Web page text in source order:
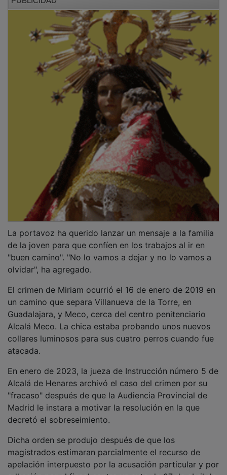
La portavoz ha querido lanzar un mensaje a la familia
de la joven para que confíen en los trabajos al ir en
"buen camino". "No lo vamos a dejar y no lo vamos a
olvidar", ha agregado.
El crimen de Miriam ocurrió el 16 de enero de 2019 en
un camino que separa Villanueva de la Torre, en
Guadalajara, y Meco, cerca del centro penitenciario
Alcalá Meco. La chica estaba probando unos nuevos
collares luminosos para sus cuatro perros cuando fue
atacada.
En enero de 2023, la jueza de Instrucción número 5 de
Alcalá de Henares archivó el caso del crimen por su
"fracaso" después de que la Audiencia Provincial de
Madrid le instara a motivar la resolución en la que
decretó el sobreseimiento.
Dicha orden se produjo después de que los
magistrados estimaran parcialmente el recurso de
apelación interpuesto por la acusación particular y por